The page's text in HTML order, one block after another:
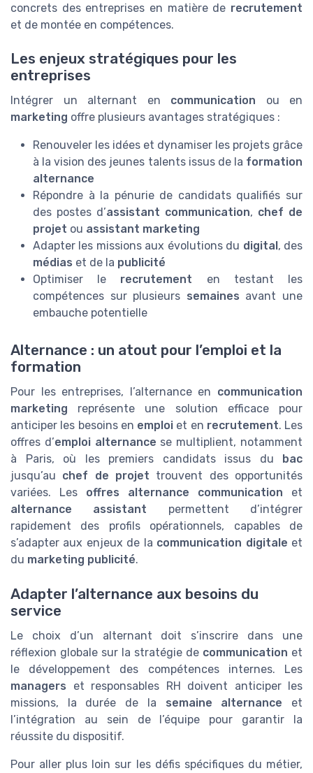
concrets des entreprises en matière de recrutement
et de montée en compétences.
Les enjeux stratégiques pour les
entreprises
Intégrer un alternant en communication ou en
marketing offre plusieurs avantages stratégiques :
Renouveler les idées et dynamiser les projets grâce
à la vision des jeunes talents issus de la formation
alternance
Répondre à la pénurie de candidats qualifiés sur
des postes d’assistant communication, chef de
projet ou assistant marketing
Adapter les missions aux évolutions du digital , des
médias et de la publicité
Optimiser le recrutement en testant les
compétences sur plusieurs semaines avant une
embauche potentielle
Alternance : un atout pour l’emploi et la
formation
Pour les entreprises, l’alternance en communication
marketing représente une solution efficace pour
anticiper les besoins en emploi et en recrutement. Les
offres d’emploi alternance se multiplient, notamment
à Paris, où les premiers candidats issus du
bac
jusqu’au chef de projet trouvent des opportunités
variées. Les offres alternance communication et
alternance assistant permettent d’intégrer
rapidement des profils opérationnels, capables de
s’adapter aux enjeux de la communication digitale et
du marketing publicité.
Adapter l’alternance aux besoins du
service
Le choix d’un alternant doit s’inscrire dans une
réflexion globale sur la stratégie de communication et
le développement des compétences internes. Les
managers et responsables RH doivent anticiper les
missions, la durée de la semaine alternance et
l’intégration au sein de l’équipe pour garantir la
réussite du dispositif.
Pour aller plus loin sur les défis spécifiques du métier,